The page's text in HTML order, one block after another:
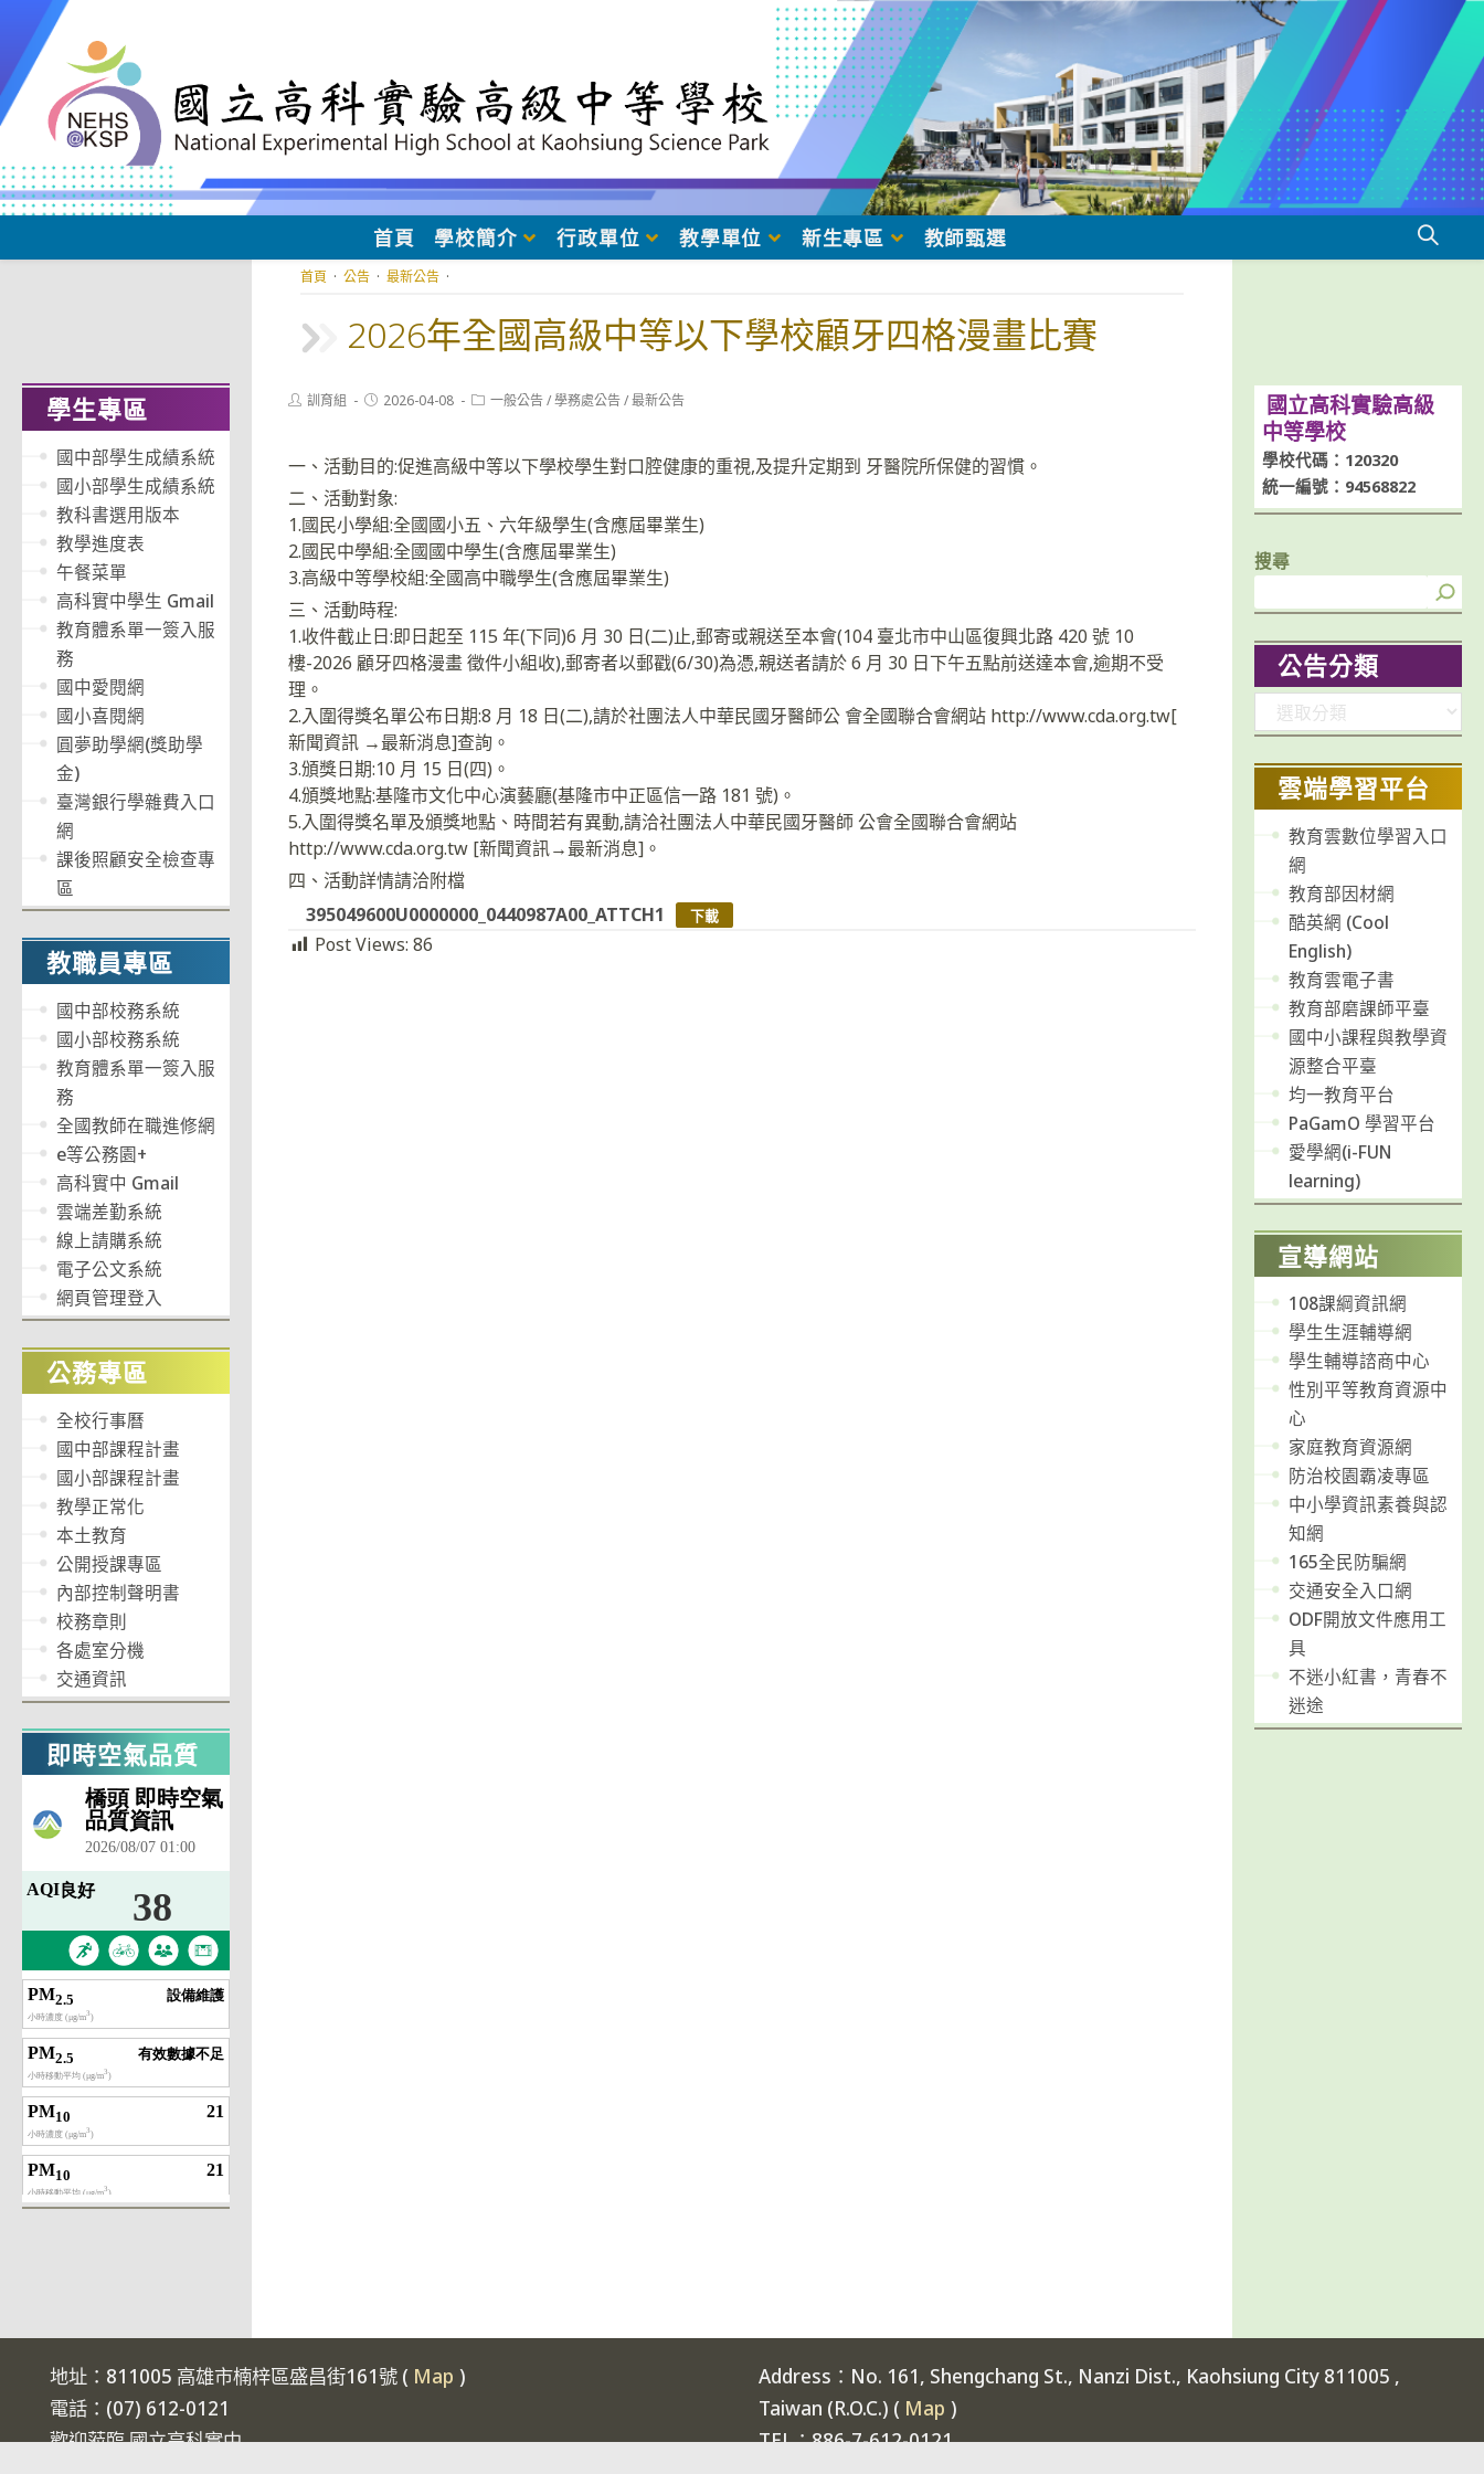
至
主
要
容
首頁 學校簡介 行政單位 教學單位 新生專區 教師甄選
2026年全國高級中等以下學校顧牙四格漫畫比賽
首頁 · 公告 · 最新公告 ·
Post訓育組
Post2026-04-08
Post一般公告 / 學務處公告 / 最新公告
一、活動目的:促進高級中等以下學校學生對口腔健康的重視,及提升定期到 牙醫院所保健的習慣。
二、活動對象:
1.國民小學組:全國國小五、六年級學生(含應屆畢業生)
2.國民中學組:全國國中學生(含應屆畢業生)
3.高級中等學校組:全國高中職學生(含應屆畢業生)
三、活動時程:
1.收件截止日:即日起至 115 年(下同)6 月 30 日(二)止,郵寄或親送至本會(104 臺北市中山區復興北路 420 號 10
樓-2026 顧牙四格漫畫 徵件小組收),郵寄者以郵戳(6/30)為憑,親送者請於 6 月 30 日下午五點前送達本會,逾期不受
理。
2.入圍得獎名單公布日期:8 月 18 日(二),請於社團法人中華民國牙醫師公 會全國聯合會網站 http://www.cda.org.tw[
新聞資訊 →最新消息]查詢。
3.頒獎日期:10 月 15 日(四)。
4.頒獎地點:基隆市文化中心演藝廳(基隆市中正區信一路 181 號)。
5.入圍得獎名單及頒獎地點、時間若有異動,請洽社團法人中華民國牙醫師 公會全國聯合會網站
http://www.cda.org.tw [新聞資訊→最新消息]。
四、活動詳情請洽附檔
395049600U0000000_0440987A00_ATTCH1
下載
Post Views: 86
學生專區
國中部學生成績系統
國小部學生成績系統
教科書選用版本
教學進度表
午餐菜單
高科實中學生 Gmail
教育體系單一簽入服
務
國中愛閱網
國小喜閱網
圓夢助學網(獎助學
金)
臺灣銀行學雜費入口
網
課後照顧安全檢查專
區
教職員專區
國中部校務系統
國小部校務系統
教育體系單一簽入服
務
全國教師在職進修網
e等公務園+
高科實中 Gmail
雲端差勤系統
線上請購系統
電子公文系統
網頁管理登入
公務專區
全校行事曆
國中部課程計畫
國小部課程計畫
教學正常化
本土教育
公開授課專區
內部控制聲明書
校務章則
各處室分機
交通資訊
即時空氣品質
國立高科實驗高級
中等學校
學校代碼：120320
統一編號：94568822
搜尋
公告分類
類
雲端學習平台
教育雲數位學習入口
網
教育部因材網
酷英網 (Cool
English)
教育雲電子書
教育部磨課師平臺
國中小課程與教學資
源整合平臺
均一教育平台
PaGamO 學習平台
愛學網(i-FUN
learning)
宣導網站
108課綱資訊網
學生生涯輔導網
學生輔導諮商中心
性別平等教育資源中
心
家庭教育資源網
防治校園霸凌專區
中小學資訊素養與認
知網
165全民防騙網
交通安全入口網
ODF開放文件應用工
具
不迷小紅書，青春不
迷途
地址：811005 高雄市楠梓區盛昌街161號 ( Map )
電話：(07) 612-0121
歡迎蒞臨 國立高科實中
Address：No. 161, Shengchang St., Nanzi Dist., Kaohsiung City 811005 ,
Taiwan (R.O.C.) ( Map )
TEL：886-7-612-0121